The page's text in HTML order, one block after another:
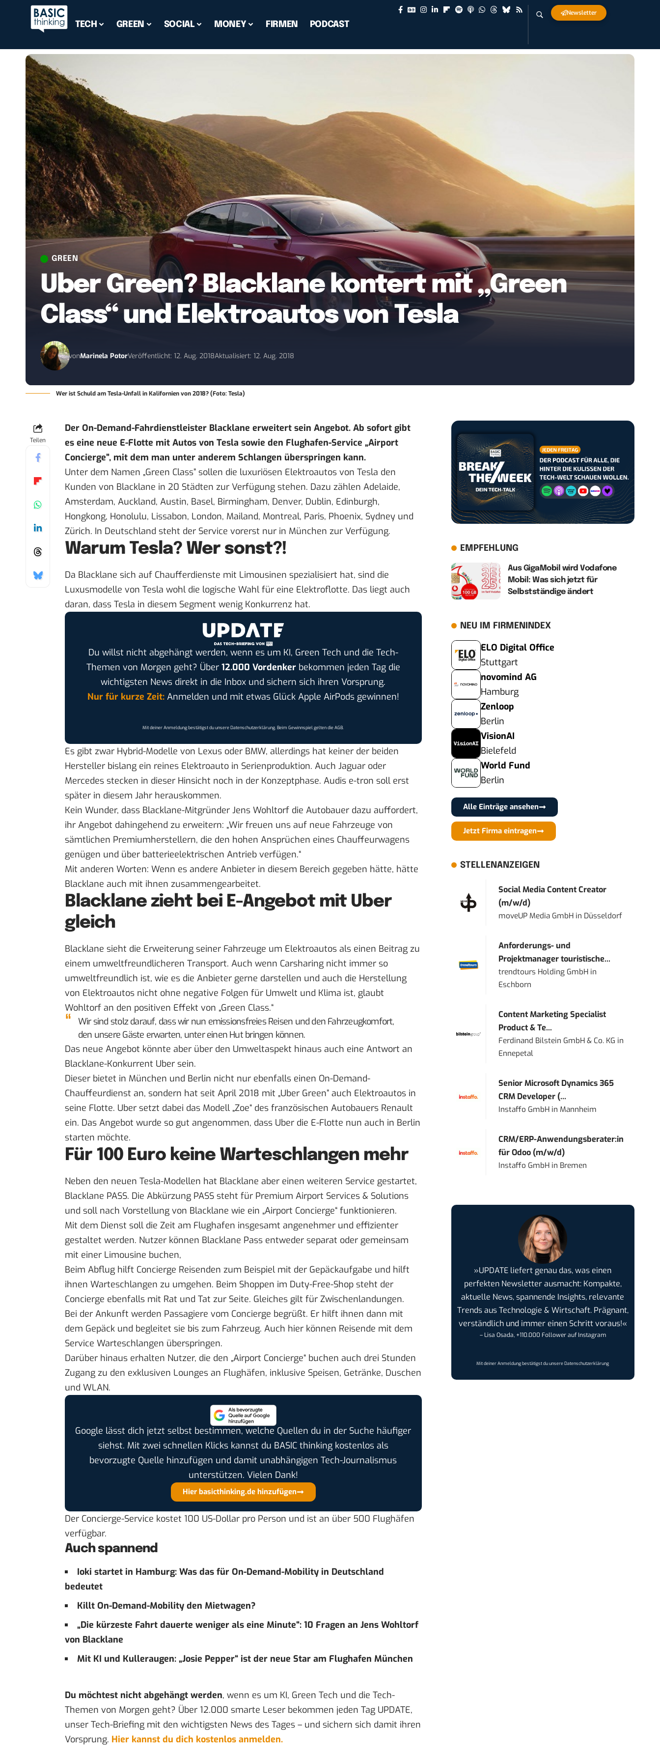
TECH GREEN SOCIAL MONEY FIRMEN PODCAST
Newsletter
GREEN
Uber Green? Blacklane kontert mit „Green
Class“ und Elektroautos von Tesla
vonMarinela PotorVeröffentlicht: 12. Aug. 2018Aktualisiert: 12. Aug. 2018
Wer ist Schuld am Tesla-Unfall in Kalifornien von 2018? (Foto: Tesla)
Teilen
Der On-Demand-Fahrdienstleister Blacklane erweitert sein Angebot. Ab sofort gibt
es eine neue E-Flotte mit Autos von Tesla sowie den Flughafen-Service „Airport
Concierge”, mit dem man unter anderem Schlangen überspringen kann.
Unter dem Namen „Green Class” sollen die luxuriösen Elektroautos von Tesla den
Kunden von Blacklane in 20 Städten zur Verfügung stehen. Dazu zählen Adelaide,
Amsterdam, Auckland, Austin, Basel, Birmingham, Denver, Dublin, Edinburgh,
Hongkong, Honolulu, Lissabon, London, Mailand, Montreal, Paris, Phoenix, Sydney und
Zürich. In Deutschland steht der Service vorerst nur in München zur Verfügung.
Warum Tesla? Wer sonst?!
Da Blacklane sich auf Chaufferdienste mit Limousinen spezialisiert hat, sind die
Luxusmodelle von Tesla wohl die logische Wahl für eine Elektroflotte. Das liegt auch
daran, dass Tesla in diesem Segment wenig Konkurrenz hat.
Du willst nicht abgehängt werden, wenn es um KI, Green Tech und die Tech-
Themen von Morgen geht? Über 12.000 Vordenkerbekommen jeden Tag die
wichtigsten News direkt in die Inbox und sichern sich ihren Vorsprung.
Nur für kurze Zeit:Anmelden und mit etwas Glück Apple AirPods gewinnen!
Mit deiner Anmeldung bestätigst du unsereDatenschutzerklärung. Beim Gewinnspiel gelten dieAGB.
Es gibt zwar Hybrid-Modelle von Lexus oder BMW, allerdings hat keiner der beiden
Hersteller bislang ein reines Elektroauto in Serienproduktion. Auch Jaguar oder
Mercedes stecken in dieser Hinsicht noch in der Konzeptphase. Audis e-tron soll erst
später in diesem Jahr herauskommen.
Kein Wunder, dass Blacklane-Mitgründer Jens Wohltorf die Autobauer dazu auffordert,
ihr Angebot dahingehend zu erweitern: „Wir freuen uns auf neue Fahrzeuge von
sämtlichen Premiumherstellern, die den hohen Ansprüchen eines Chauffeurwagens
genügen und über batterieelektrischen Antrieb verfügen.“
Mit anderen Worten: Wenn es andere Anbieter in diesem Bereich gegeben hätte, hätte
Blacklane auch mit ihnen zusammengearbeitet.
Blacklane zieht bei E-Angebot mit Uber
gleich
Blacklane sieht die Erweiterung seiner Fahrzeuge um Elektroautos als einen Beitrag zu
einem umweltfreundlicheren Transport. Auch wenn Carsharing nicht immer so
umweltfreundlich ist, wie es die Anbieter gerne darstellen und auch die Herstellung
von Elektroautos nicht ohne negative Folgen für Umwelt und Klima ist, glaubt
Wohltorf an den positiven Effekt von „Green Class.“
Wir sind stolz darauf, dass wir nun emissionsfreies Reisen und den Fahrzeugkomfort,
den unsere Gäste erwarten, unter einen Hut bringen können.
Das neue Angebot könnte aber über den Umweltaspekt hinaus auch eine Antwort an
Blacklane-Konkurrent Uber sein.
Dieser bietet in München und Berlin nicht nur ebenfalls einen On-Demand-
Chauffeurdienst an, sondern hat seit April 2018 mit „Uber Green” auch Elektroautos in
seine Flotte. Uber setzt dabei das Modell „Zoe“ des französischen Autobauers Renault
ein. Das Angebot wurde so gut angenommen, dass Uber die E-Flotte nun auch in Berlin
starten möchte.
Für 100 Euro keine Warteschlangen mehr
Neben den neuen Tesla-Modellen hat Blacklane aber einen weiteren Service gestartet,
Blacklane PASS. Die Abkürzung PASS steht für Premium Airport Services & Solutions
und soll nach Vorstellung von Blacklane wie ein „Airport Concierge“ funktionieren.
Mit dem Dienst soll die Zeit am Flughafen insgesamt angenehmer und effizienter
gestaltet werden. Nutzer können Blacklane Pass entweder separat oder gemeinsam
mit einer Limousine buchen,
Beim Abflug hilft Concierge Reisenden zum Beispiel mit der Gepäckaufgabe und hilft
ihnen Warteschlangen zu umgehen. Beim Shoppen im Duty-Free-Shop steht der
Concierge ebenfalls mit Rat und Tat zur Seite. Gleiches gilt für Zwischenlandungen.
Bei der Ankunft werden Passagiere vom Concierge begrüßt. Er hilft ihnen dann mit
dem Gepäck und begleitet sie bis zum Fahrzeug. Auch hier können Reisende mit dem
Service Warteschlangen überspringen.
Darüber hinaus erhalten Nutzer, die den „Airport Concierge“ buchen auch drei Stunden
Zugang zu den exklusiven Lounges an Flughäfen, inklusive Speisen, Getränke, Duschen
und WLAN.
Google lässt dich jetzt selbst bestimmen, welche Quellen du in der Suche häufiger
siehst. Mit zwei schnellen Klicks kannst du BASIC thinking kostenlos als
bevorzugte Quelle hinzufügen und damit unabhängigen Tech-Journalismus
unterstützen. Vielen Dank!
Hier basicthinking.de hinzufügen
Der Concierge-Service kostet 100 US-Dollar pro Person und ist an über 500 Flughäfen
verfügbar.
Auch spannend
Ioki startet in Hamburg: Was das für On-Demand-Mobility in Deutschland
bedeutet
Killt On-Demand-Mobility den Mietwagen?
„Die kürzeste Fahrt dauerte weniger als eine Minute“: 10 Fragen an Jens Wohltorf
von Blacklane
Mit KI und Kulleraugen: „Josie Pepper“ ist der neue Star am Flughafen München
Du möchtest nicht abgehängt werden, wenn es um KI, Green Tech und die Tech-
Themen von Morgen geht? Über 12.000 smarte Leser bekommen jeden Tag UPDATE,
unser Tech-Briefing mit den wichtigsten News des Tages – und sichern sich damit ihren
Vorsprung. Hier kannst du dich kostenlos anmelden.
EMPFEHLUNG
Aus GigaMobil wird Vodafone
Mobil: Was sich jetzt für
Selbstständige ändert
NEU IM FIRMENINDEX
ELO Digital Office
Stuttgart
novomind AG
Hamburg
Zenloop
Berlin
VisionAI
Bielefeld
World Fund
Berlin
Alle Einträge ansehen
Jetzt Firma eintragen
STELLENANZEIGEN
Social Media Content Creator
(m/w/d)
moveUP Media GmbH in Düsseldorf
Anforderungs- und
Projektmanager touristische...
trendtours Holding GmbH in
Eschborn
Content Marketing Specialist
Product & Te...
Ferdinand Bilstein GmbH & Co. KG in
Ennepetal
Senior Microsoft Dynamics 365
CRM Developer (...
Instaffo GmbH in Mannheim
CRM/ERP-Anwendungsberater:in
für Odoo (m/w/d)
Instaffo GmbH in Bremen
»UPDATE liefert genau das, was einen
perfekten Newsletter ausmacht: Kompakte,
aktuelle News, spannende Insights, relevante
Trends aus Technologie & Wirtschaft. Prägnant,
verständlich und immer einen Schritt voraus!«
– Lisa Osada, +110.000 Follower auf Instagram
Mit deiner Anmeldung bestätigst du unsereDatenschutzerklärung